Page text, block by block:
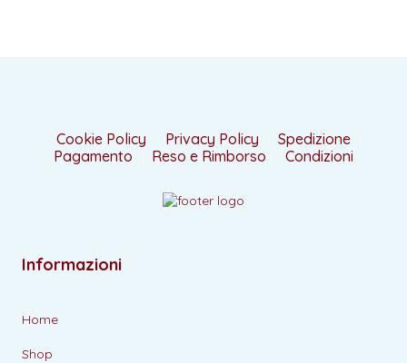
Cookie Policy Privacy Policy
Spedizione
Pagamento
Reso e Rimborso Condizioni
Informazioni
Home
Shop